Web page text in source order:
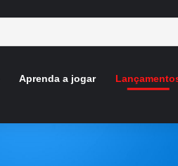
Aprenda a jogar